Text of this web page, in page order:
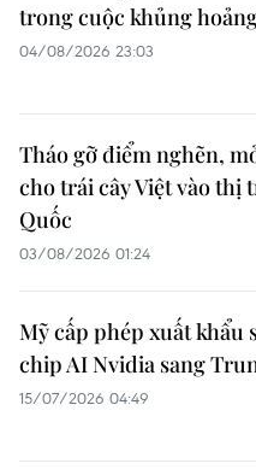
trong cuộc khủng
04/08/2026 23:03
Tháo gỡ điểm nghẽn,
cho trái cây Việt vào thị
Quốc
03/08/2026 01:24
Mỹ cấp phép xuất khẩu
chip AI Nvidia sang
15/07/2026 04:49